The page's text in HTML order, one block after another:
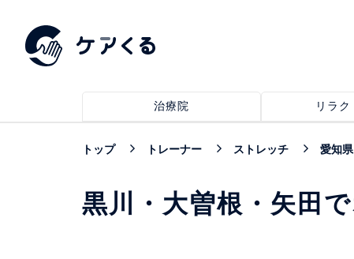
治療院 リラ
トップ トレーナー ストレッチ 愛知県
黒川・大曽根・矢田